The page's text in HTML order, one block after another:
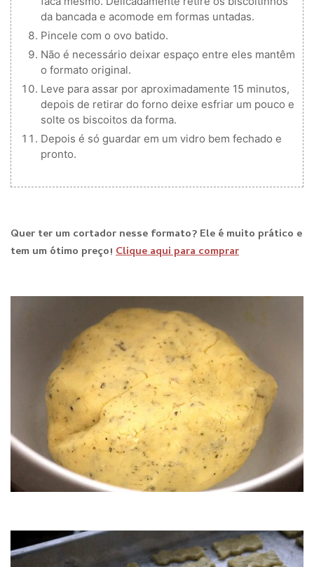
da bancada e acomode em formas untadas.
Pincele com o ovo batido.
Não é necessário deixar espaço entre eles mantêm
o formato original.
Leve para assar por aproximadamente 15 minutos,
depois de retirar do forno deixe esfriar um pouco e
solte os biscoitos da forma.
Depois é só guardar em um vidro bem fechado e
pronto.
Quer ter um cortador nesse formato? Ele é muito prático e
tem um ótimo preço! Clique aqui para comprar